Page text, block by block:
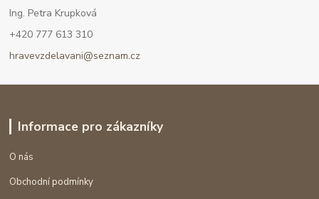
Ing. Petra Krupková
+420 777 613 310
hravevzdelavani@seznam.cz
Informace pro zákazníky
O nás
Obchodní podmínky